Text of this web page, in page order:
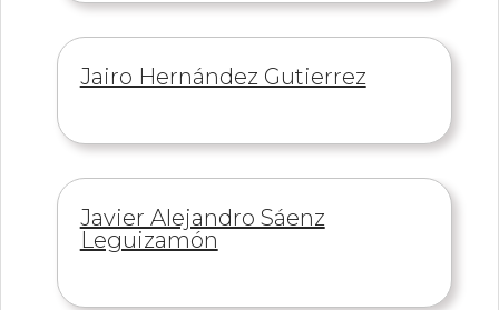
Información
Jairo Hernández Gutierrez
Información
de
Javier Alejandro Sáenz
Leguizamón